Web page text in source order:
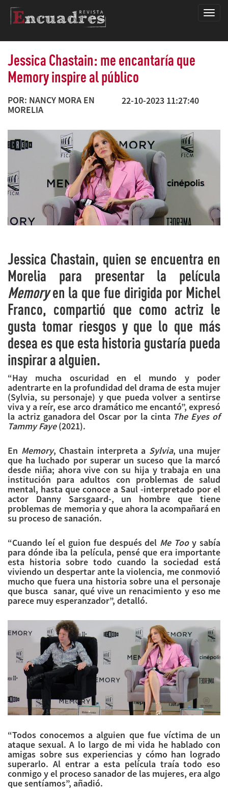
Jessica Chastain: me encantaría que
Memory inspire al público
POR: NANCY MORA EN
MORELIA
22-10-2023 11:27:40
Jessica Chastain, quien se encuentra en
Morelia para presentar la película
Memoryen la que fue dirigida por Michel
Franco, compartió que como actriz le
gusta tomar riesgos y que lo que más
desea es que esta historia gustaría pueda
inspirar a alguien.
“Hay mucha oscuridad en el mundo y poder
adentrarte en la profundidad del drama de esta mujer
(Sylvia, su personaje) y que pueda volver a sentirse
viva y a reír, ese arco dramático me encantó”, expresó
la actriz ganadora del Oscar por la cinta The Eyes of
Tammy Faye(2021).
En Memory, Chastain interpreta a Sylvia, una mujer
que ha luchado por superar un suceso que la marcó
desde niña; ahora vive con su hija y trabaja en una
institución para adultos con problemas de salud
mental, hasta que conoce a Saul -interpretado por el
actor Danny Sarsgaard-, un hombre que tiene
problemas de memoria y que ahora la acompañará en
su proceso de sanación.
“Cuando leí el guion fue después del Me Tooy sabía
para dónde iba la película, pensé que era importante
esta historia sobre todo cuando la sociedad está
viviendo un despertar ante la violencia, me conmovió
mucho que fuera una historia sobre una el personaje
que busca sanar, qué vive un renacimiento y eso me
parece muy esperanzador”, detalló.
“Todos conocemos a alguien que fue víctima de un
ataque sexual. A lo largo de mi vida he hablado con
amigas sobre sus experiencias y cómo han logrado
superarlo. Al entrar a esta película traía todo eso
conmigo y el proceso sanador de las mujeres, era algo
que sentíamos”, añadió.